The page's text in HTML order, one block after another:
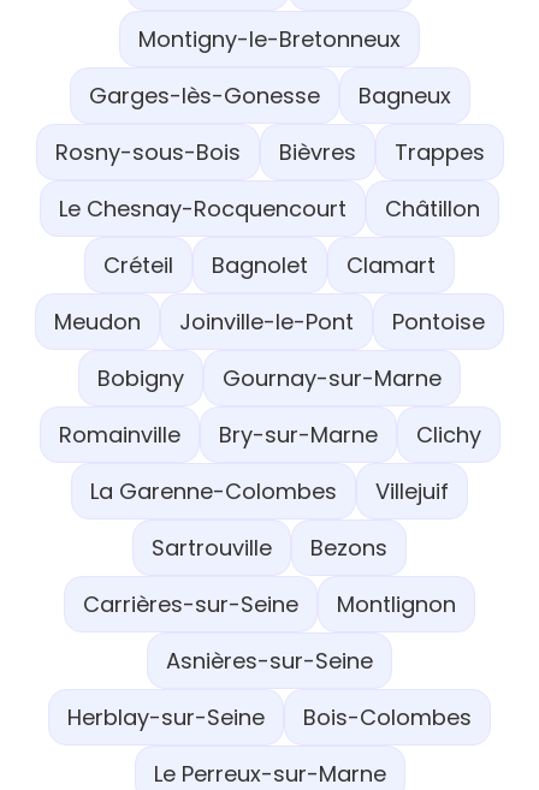
Montigny-le-Bretonneux
Garges-lès-Gonesse
Bagneux
Rosny-sous-Bois
Bièvres
Trappes
Le Chesnay-Rocquencourt
Châtillon
Créteil
Bagnolet
Clamart
Meudon
Joinville-le-Pont
Pontoise
Bobigny
Gournay-sur-Marne
Romainville
Bry-sur-Marne
Clichy
La Garenne-Colombes
Villejuif
Sartrouville
Bezons
Carrières-sur-Seine
Montlignon
Asnières-sur-Seine
Herblay-sur-Seine
Bois-Colombes
Le Perreux-sur-Marne